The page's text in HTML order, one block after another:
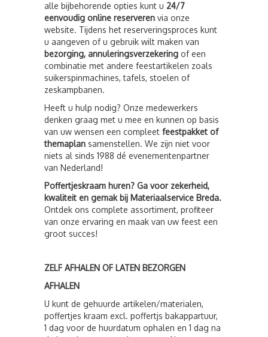
alle bijbehorende opties kunt u 24/7
eenvoudig online reserveren via onze
website. Tijdens het reserveringsproces kunt
u aangeven of u gebruik wilt maken van
bezorging, annuleringsverzekering of een
combinatie met andere feestartikelen zoals
suikerspinmachines, tafels, stoelen of
zeskampbanen.
Heeft u hulp nodig? Onze medewerkers
denken graag met u mee en kunnen op basis
van uw wensen een compleet feestpakket of
themaplan samenstellen. We zijn niet voor
niets al sinds 1988 dé evenementenpartner
van Nederland!
Poffertjeskraam huren? Ga voor zekerheid,
kwaliteit en gemak bij Materiaalservice Breda.
Ontdek ons complete assortiment, profiteer
van onze ervaring en maak van uw feest een
groot succes!
ZELF AFHALEN OF LATEN BEZORGEN
AFHALEN
U kunt de gehuurde artikelen/materialen,
poffertjes kraam excl. poffertjs bakappartuur,
1 dag voor de huurdatum ophalen en 1 dag na